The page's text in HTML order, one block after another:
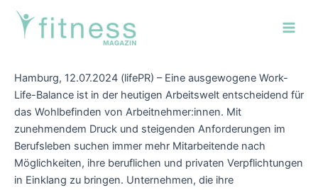
Zum
Inhalt
springen
Hamburg, 12.07.2024 (lifePR) – Eine ausgewogene Work-
Life-Balance ist in der heutigen Arbeitswelt entscheidend für
das Wohlbefinden von Arbeitnehmer:innen. Mit
zunehmendem Druck und steigenden Anforderungen im
Berufsleben suchen immer mehr Mitarbeitende nach
Möglichkeiten, ihre beruflichen und privaten Verpflichtungen
in Einklang zu bringen. Unternehmen, die ihre
Post
navigation